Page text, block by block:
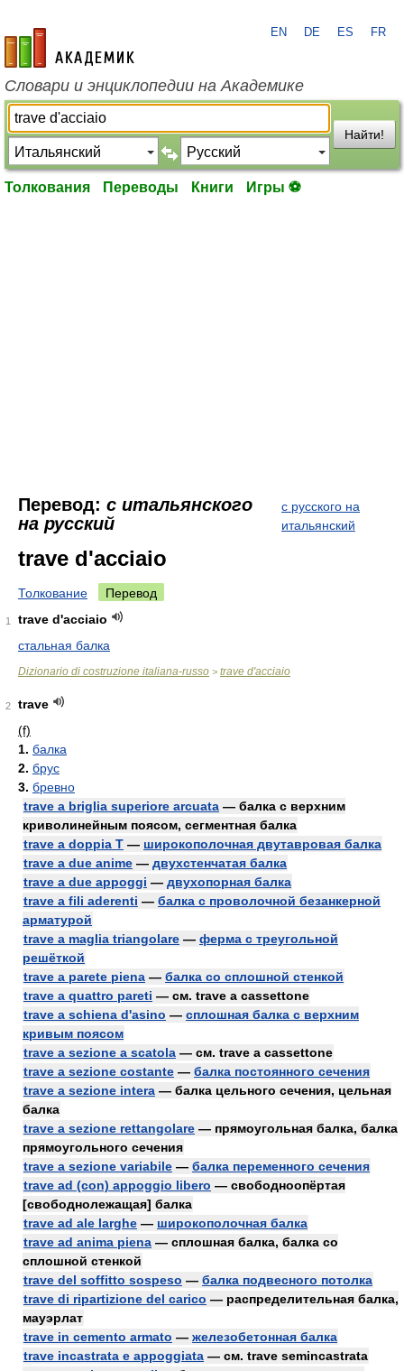
academic.ru
EN DE ES FR
Словари и энциклопедии на Академике
Найти!
Толкования Переводы Книги Игры ⚽
Перевод: с итальянского
на русский
с русского на
итальянский
trave d'acciaio
Толкование Перевод
1
trave d'acciaio
стальная балка
Dizionario di costruzione italiana-russo > trave d'acciaio
2
trave
(f)
1. балка
2. брус
3. бревно
trave a briglia superiore arcuata — балка с верхним
криволинейным поясом, сегментная балка
trave a doppia T — широкополочная двутавровая балка
trave a due anime — двухстенчатая балка
trave a due appoggi — двухопорная балка
trave a fili aderenti — балка с проволочной безанкерной
арматурой
trave a maglia triangolare — ферма с треугольной
решёткой
trave a parete piena — балка со сплошной стенкой
trave a quattro pareti — см. trave a cassettone
trave a schiena d'asino — сплошная балка с верхним
кривым поясом
trave a sezione a scatola — см. trave a cassettone
trave a sezione costante — балка постоянного сечения
trave a sezione intera — балка цельного сечения, цельная
балка
trave a sezione rettangolare — прямоугольная балка, балка
прямоугольного сечения
trave a sezione variabile — балка переменного сечения
trave ad (con) appoggio libero — свободноопёртая
[свободнолежащая] балка
trave ad ale larghe — широкополочная балка
trave ad anima piena — сплошная балка, балка со
сплошной стенкой
trave del soffitto sospeso — балка подвесного потолка
trave di ripartizione del carico — распределительная балка,
мауэрлат
trave in cemento armato — железобетонная балка
trave incastrata e appoggiata — см. trave semincastrata